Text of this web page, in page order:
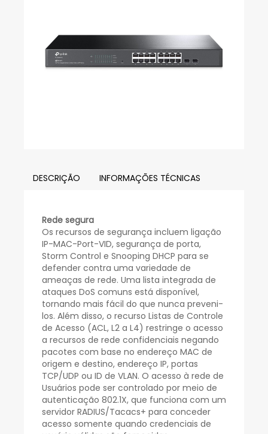
DESCRIÇÃO INFORMAÇÕES TÉCNICAS
Rede segura
Os recursos de segurança incluem ligação
IP-MAC-Port-VID, segurança de porta,
Storm Control e Snooping DHCP para se
defender contra uma variedade de
ameaças de rede. Uma lista integrada de
ataques DoS comuns está disponível,
tornando mais fácil do que nunca preveni-
los. Além disso, o recurso Listas de Controle
de Acesso (ACL, L2 a L4) restringe o acesso
a recursos de rede confidenciais negando
pacotes com base no endereço MAC de
origem e destino, endereço IP, portas
TCP/UDP ou ID de VLAN. O acesso à rede de
Usuários pode ser controlado por meio de
autenticação 802.1X, que funciona com um
servidor RADIUS/Tacacs+ para conceder
acesso somente quando credenciais de